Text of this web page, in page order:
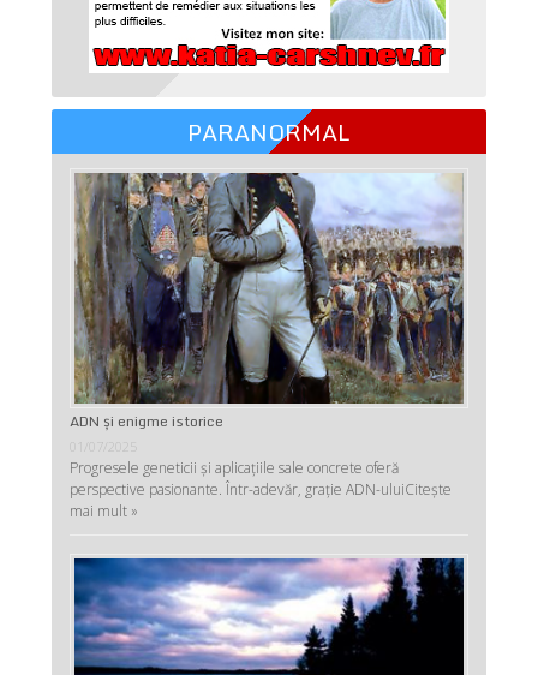
PARANORMAL
ADN şi enigme istorice
01/07/2025
Progresele geneticii şi aplicaţiile sale concrete oferă
perspective pasionante. Într-adevăr, graţie ADN-uluiCitește
mai mult »